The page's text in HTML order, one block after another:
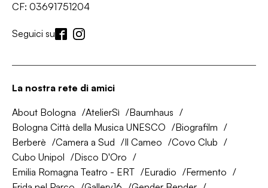
CF: 03691751204
Seguici su
La nostra rete di amici
About Bologna AtelierSì
Baumhaus
Bologna Città della Musica UNESCO
Biografilm
Berberè
Camera a Sud Il Cameo
Covo Club
Cubo Unipol
Disco D'Oro
Emilia Romagna Teatro - ERT
Euradio
Fermento